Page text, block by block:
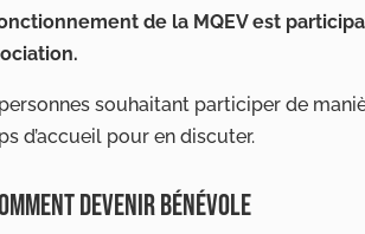
de la MQEV est
souhaitant participer de
d’accueil pour en discuter.
DEVENIR BÉNÉVOLE